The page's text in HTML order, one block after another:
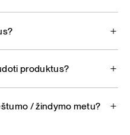
produktus?
/ žindymo metu?